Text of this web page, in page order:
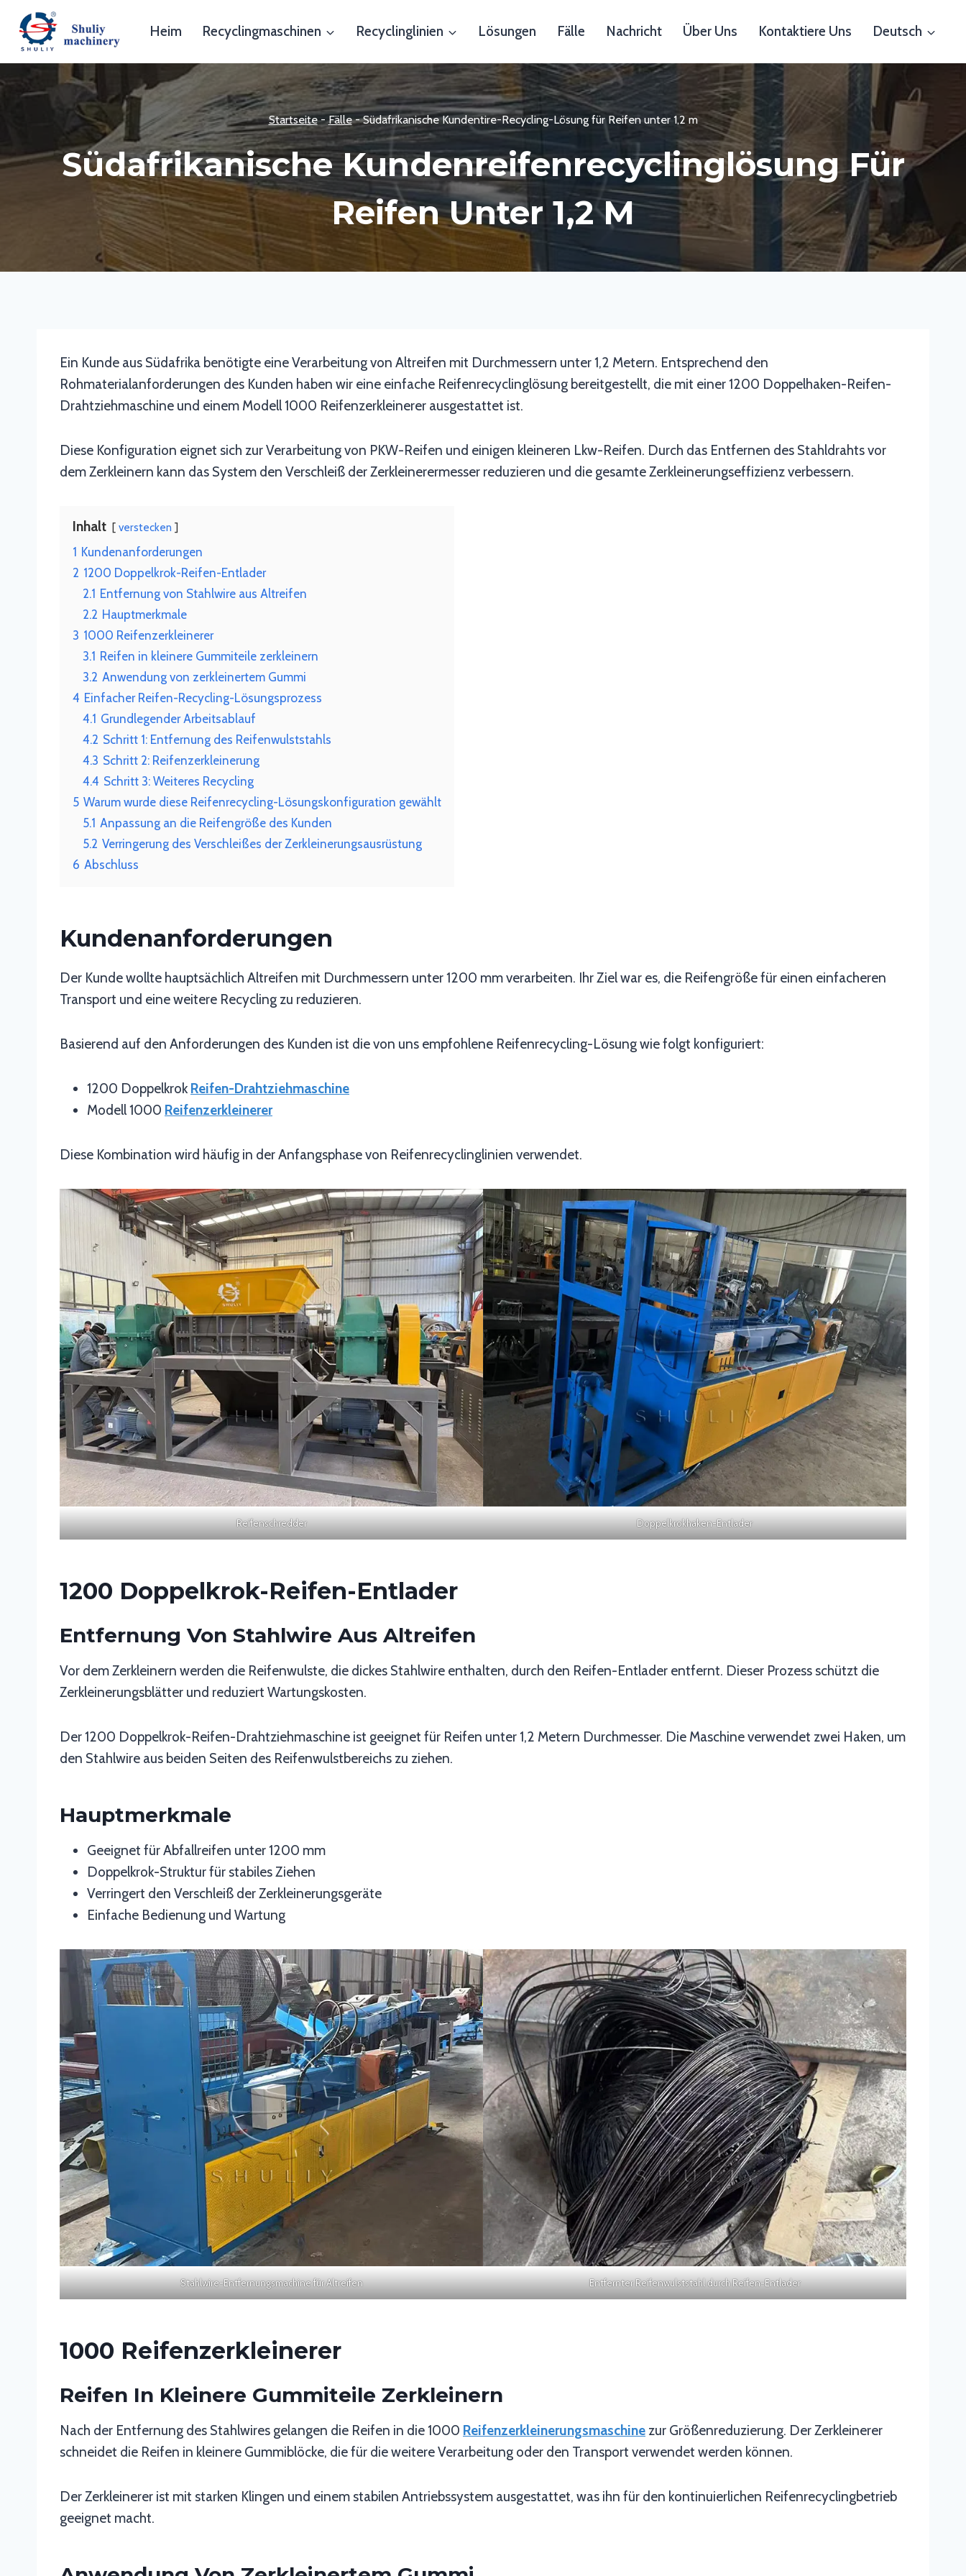
Inhalt
springen
Heim Recyclingmaschinen Recyclinglinien Lösungen Fälle Nachricht Über Uns Kontaktiere Uns Deutsch
Startseite-Fälle-Südafrikanische Kundentire-Recycling-Lösung für Reifen unter 1,2 m
Südafrikanische Kundenreifenrecyclinglösung Für
Reifen Unter 1,2 M
Ein Kunde aus Südafrika benötigte eine Verarbeitung von Altreifen mit Durchmessern unter 1,2 Metern. Entsprechend den
Rohmaterialanforderungen des Kunden haben wir eine einfache Reifenrecyclinglösung bereitgestellt, die mit einer 1200 Doppelhaken-Reifen-
Drahtziehmaschine und einem Modell 1000 Reifenzerkleinerer ausgestattet ist.
Diese Konfiguration eignet sich zur Verarbeitung von PKW-Reifen und einigen kleineren Lkw-Reifen. Durch das Entfernen des Stahldrahts vor
dem Zerkleinern kann das System den Verschleiß der Zerkleinerermesser reduzieren und die gesamte Zerkleinerungseffizienz verbessern.
Inhalt verstecken
1 Kundenanforderungen
2 1200 Doppelkrok-Reifen-Entlader
2.1 Entfernung von Stahlwire aus Altreifen
2.2 Hauptmerkmale
3 1000 Reifenzerkleinerer
3.1 Reifen in kleinere Gummiteile zerkleinern
3.2 Anwendung von zerkleinertem Gummi
4 Einfacher Reifen-Recycling-Lösungsprozess
4.1 Grundlegender Arbeitsablauf
4.2 Schritt 1: Entfernung des Reifenwulststahls
4.3 Schritt 2: Reifenzerkleinerung
4.4 Schritt 3: Weiteres Recycling
5 Warum wurde diese Reifenrecycling-Lösungskonfiguration gewählt
5.1 Anpassung an die Reifengröße des Kunden
5.2 Verringerung des Verschleißes der Zerkleinerungsausrüstung
6 Abschluss
Kundenanforderungen
Der Kunde wollte hauptsächlich Altreifen mit Durchmessern unter 1200 mm verarbeiten. Ihr Ziel war es, die Reifengröße für einen einfacheren
Transport und eine weitere Recycling zu reduzieren.
Basierend auf den Anforderungen des Kunden ist die von uns empfohlene Reifenrecycling-Lösung wie folgt konfiguriert:
1200 Doppelkrok Reifen-Drahtziehmaschine
Modell 1000 Reifenzerkleinerer
Diese Kombination wird häufig in der Anfangsphase von Reifenrecyclinglinien verwendet.
Reifenschredder Doppelkrokhaken-Entlader
1200 Doppelkrok-Reifen-Entlader
Entfernung Von Stahlwire Aus Altreifen
Vor dem Zerkleinern werden die Reifenwulste, die dickes Stahlwire enthalten, durch den Reifen-Entlader entfernt. Dieser Prozess schützt die
Zerkleinerungsblätter und reduziert Wartungskosten.
Der 1200 Doppelkrok-Reifen-Drahtziehmaschine ist geeignet für Reifen unter 1,2 Metern Durchmesser. Die Maschine verwendet zwei Haken, um
den Stahlwire aus beiden Seiten des Reifenwulstbereichs zu ziehen.
Hauptmerkmale
Geeignet für Abfallreifen unter 1200 mm
Doppelkrok-Struktur für stabiles Ziehen
Verringert den Verschleiß der Zerkleinerungsgeräte
Einfache Bedienung und Wartung
Stahlwire-Entfernungsmachine für Altreifen Entfernter Reifenwulststahl durch Reifen-Entlader
1000 Reifenzerkleinerer
Reifen In Kleinere Gummiteile Zerkleinern
Nach der Entfernung des Stahlwires gelangen die Reifen in die 1000 Reifenzerkleinerungsmaschine zur Größenreduzierung. Der Zerkleinerer
schneidet die Reifen in kleinere Gummiblöcke, die für die weitere Verarbeitung oder den Transport verwendet werden können.
Der Zerkleinerer ist mit starken Klingen und einem stabilen Antriebssystem ausgestattet, was ihn für den kontinuierlichen Reifenrecyclingbetrieb
geeignet macht.